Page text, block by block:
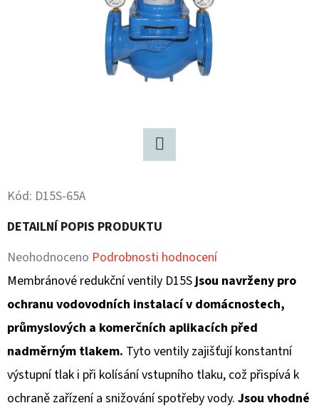
Kód: D15S-65A
DETAILNÍ POPIS PRODUKTU
Průměrné
hodnocení
produktu
je
0,0
z
5
Neohodnoceno Podrobnosti hodnocení
Membránové redukční ventily D15Sjsou navrženy pro
ochranu vodovodních instalací v domácnostech,
průmyslových a komerčních aplikacích před
nadměrným tlakem. Tyto ventily zajišťují konstantní
výstupní tlak i při kolísání vstupního tlaku, což přispívá k
ochraně zařízení a snižování spotřeby vody. Jsou vhodné
HLEDAT
U
Č
U
J
E
M
E